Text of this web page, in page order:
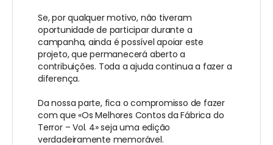
Se, por qualquer motivo, não tiveram
oportunidade de participar durante a
campanha, ainda é possível apoiar este
projeto, que permanecerá aberto a
contribuições. Toda a ajuda continua a fazer a
diferença.
Da nossa parte, fica o compromisso de fazer
com que «Os Melhores Contos da Fábrica do
Terror – Vol. 4» seja uma edição
verdadeiramente memorável.